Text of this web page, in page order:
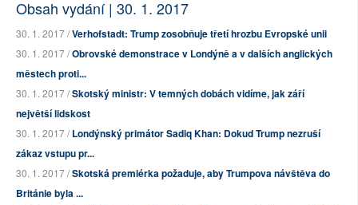
Obsah vydání | 30. 1. 2017
30. 1. 2017 /Verhofstadt: Trump zosobňuje třetí hrozbu Evropské unii
30. 1. 2017 /Obrovské demonstrace v Londýně a v dalších anglických
městech proti...
30. 1. 2017 /Skotský ministr: V temných dobách vidíme, jak září
největší lidskost
30. 1. 2017 /Londýnský primátor Sadiq Khan: Dokud Trump nezruší
zákaz vstupu pr...
30. 1. 2017 /Skotská premiérka požaduje, aby Trumpova návštěva do
Británie byla ...